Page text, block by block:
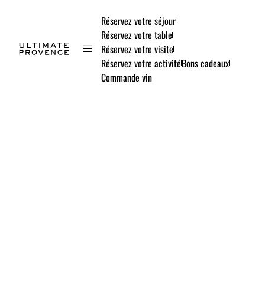
Réservez votre séjour
Réservez votre table
Réservez votre visite
Réservez votre activitéBons cadeaux
Commande vin